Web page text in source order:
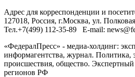
Адрес для корреспонденции и
127018, Россия, г.Москва, ул.
Тел.+7(499) 112-35-89 E-mail:
«ФедералПресс» - медиа-холдинг:
информагентства, журнал. Политика,
происшествия, общество. Экспертный
регионов РФ